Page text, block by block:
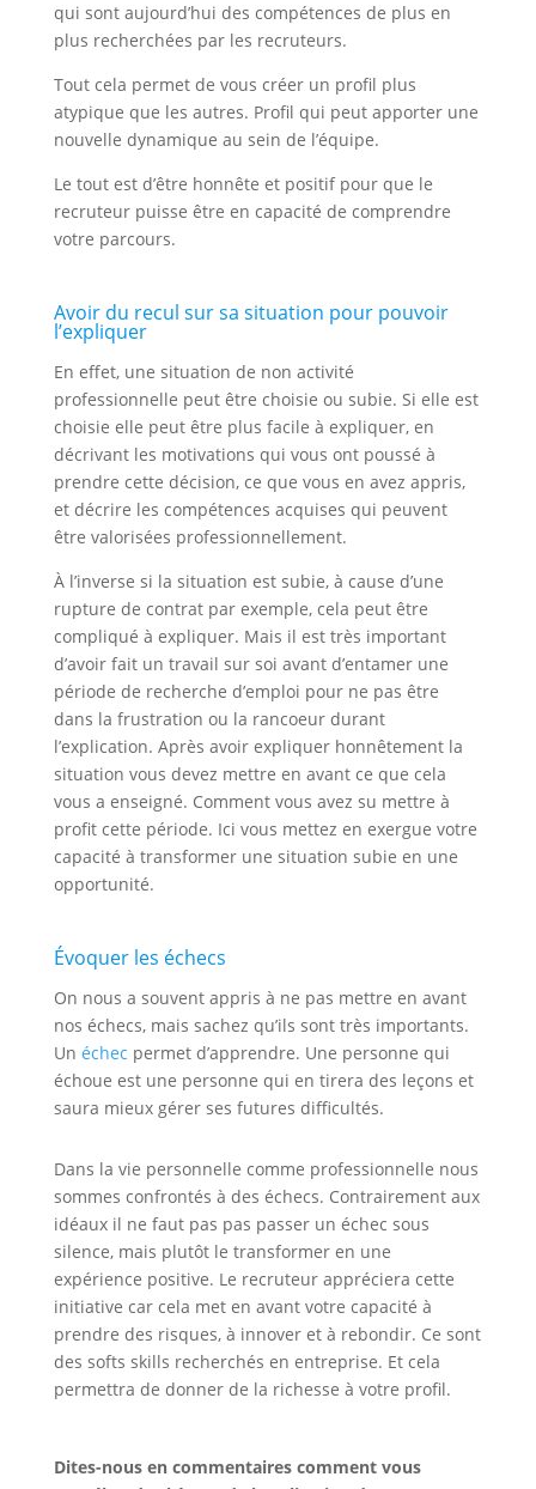
qui sont aujourd’hui des compétences de plus en
plus recherchées par les recruteurs.
Tout cela permet de vous créer un profil plus
atypique que les autres. Profil qui peut apporter une
nouvelle dynamique au sein de l’équipe.
Le tout est d’être honnête et positif pour que le
recruteur puisse être en capacité de comprendre
votre parcours.
Avoir du recul sur sa situation pour pouvoir
l’expliquer
En effet, une situation de non activité
professionnelle peut être choisie ou subie. Si elle est
choisie elle peut être plus facile à expliquer, en
décrivant les motivations qui vous ont poussé à
prendre cette décision, ce que vous en avez appris,
et décrire les compétences acquises qui peuvent
être valorisées professionnellement.
À l’inverse si la situation est subie, à cause d’une
rupture de contrat par exemple, cela peut être
compliqué à expliquer. Mais il est très important
d’avoir fait un travail sur soi avant d’entamer une
période de recherche d’emploi pour ne pas être
dans la frustration ou la rancoeur durant
l’explication. Après avoir expliquer honnêtement la
situation vous devez mettre en avant ce que cela
vous a enseigné. Comment vous avez su mettre à
profit cette période. Ici vous mettez en exergue votre
capacité à transformer une situation subie en une
opportunité.
Évoquer les échecs
On nous a souvent appris à ne pas mettre en avant
nos échecs, mais sachez qu’ils sont très importants.
Un échec permet d’apprendre. Une personne qui
échoue est une personne qui en tirera des leçons et
saura mieux gérer ses futures difficultés.
Dans la vie personnelle comme professionnelle nous
sommes confrontés à des échecs. Contrairement aux
idéaux il ne faut pas pas passer un échec sous
silence, mais plutôt le transformer en une
expérience positive. Le recruteur appréciera cette
initiative car cela met en avant votre capacité à
prendre des risques, à innover et à rebondir. Ce sont
des softs skills recherchés en entreprise. Et cela
permettra de donner de la richesse à votre profil.
Dites-nous en commentaires comment vous